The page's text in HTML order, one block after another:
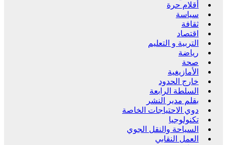
أقلام حرة
سياسة
ثقافة
اقتصاد
التربية و التعليم
رياضة
صحة
الأمازيغية
خارج الحدود
السلطة الرابعة
بقلم مدير النشر
دوي الاحتياجات الخاصة
تكنولوجيا
السياحة والنقل الجوي
العمل النقابي